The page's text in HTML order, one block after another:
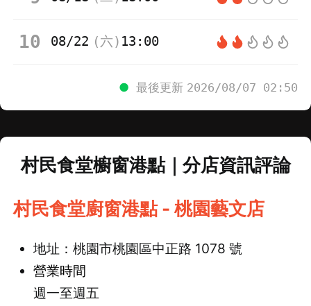
10 08/22 (六) 13:00
● 最後更新 2026/08/07 02:50
村民食堂櫥窗港點｜分店資訊評論
村民食堂廚窗港點 - 桃園藝文店
地址：桃園市桃園區中正路 1078 號
營業時間
週一至週五